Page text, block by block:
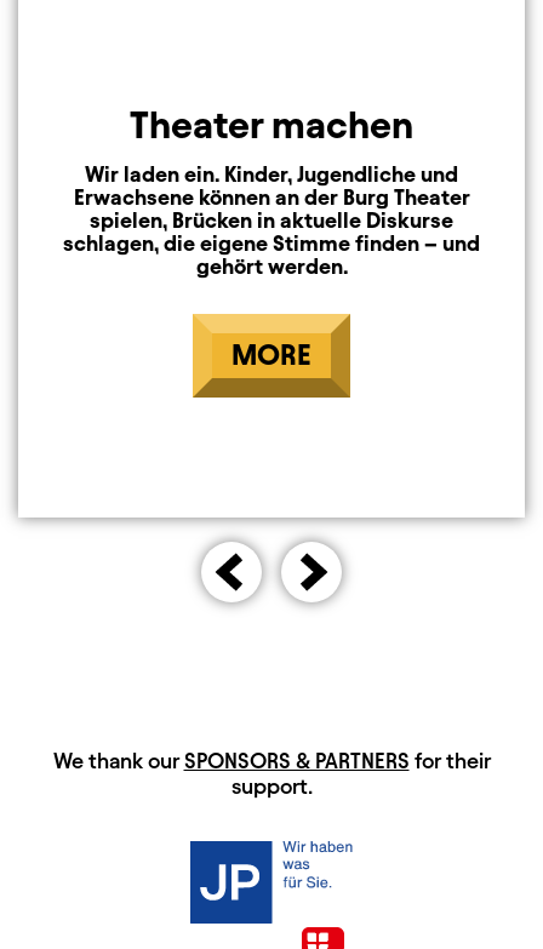
Theater machen
Wir laden ein. Kinder, Jugendliche und
Erwachsene können an der Burg Theater
spielen, Brücken in aktuelle Diskurse
schlagen, die eigene Stimme finden – und
gehört werden.
MORE
HAUPTSPONSOREN
We thank ourSPONSORS & PARTNERS for their
support.